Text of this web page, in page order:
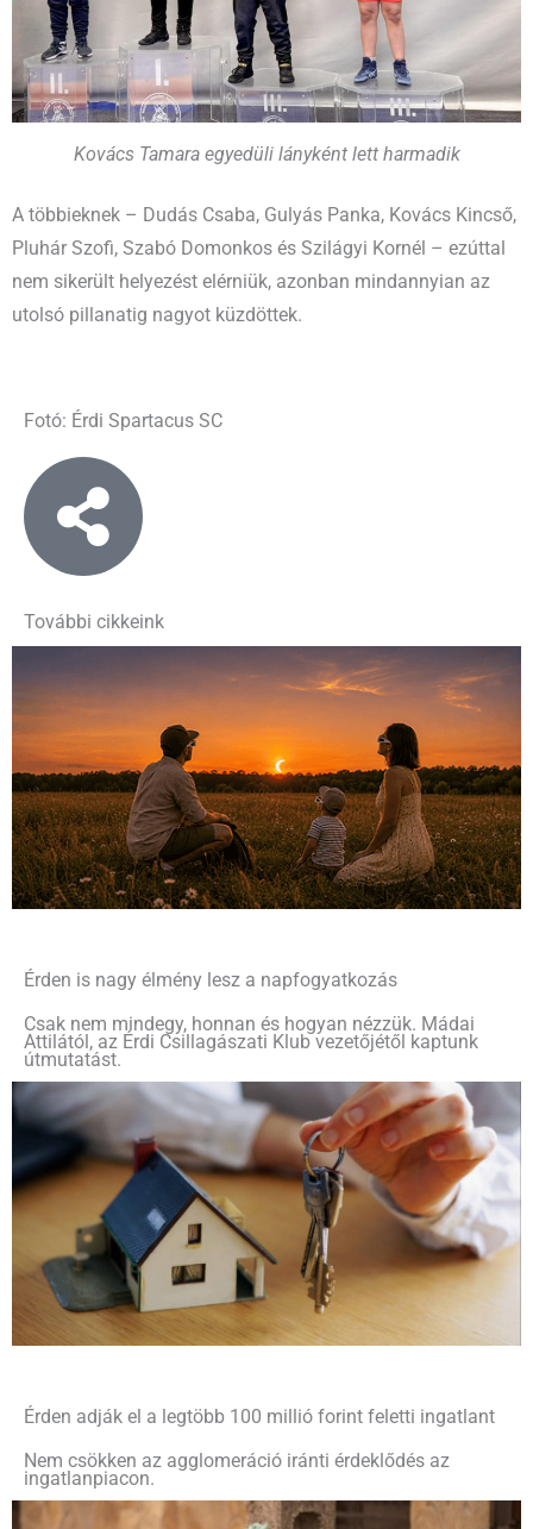
Kovács Tamara egyedüli lányként lett harmadik
A többieknek – Dudás Csaba, Gulyás Panka, Kovács Kincső,
Pluhár Szofi, Szabó Domonkos és Szilágyi Kornél – ezúttal
nem sikerült helyezést elérniük, azonban mindannyian az
utolsó pillanatig nagyot küzdöttek.
Fotó: Érdi Spartacus SC
További cikkeink
Érden is nagy élmény lesz a napfogyatkozás
Csak nem mindegy, honnan és hogyan nézzük. Mádai
Attilától, az Érdi Csillagászati Klub vezetőjétől kaptunk
útmutatást.
Érden adják el a legtöbb 100 millió forint feletti ingatlant
Nem csökken az agglomeráció iránti érdeklődés az
ingatlanpiacon.